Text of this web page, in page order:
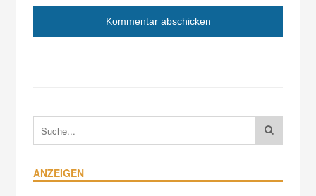
ANZEIGEN